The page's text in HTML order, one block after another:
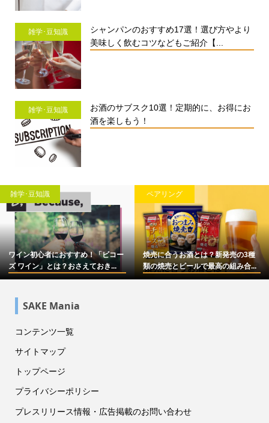
雑学･豆知識
シャンパンのおすすめ17選！選び方やより
美味しく飲むコツなどもご紹介【...
雑学･豆知識
お酒のサブスク10選！定期的に、お得にお
酒を楽しもう！
雑学･豆知識
ワイン初心者におすすめ！「ビコー
ズ ワイン」とは？おさえておき...
ペアリング
焼売に合うお酒とは？新発売の3種
類の焼売とビールで最高の組み合...
SAKE Mania
コンテンツ一覧
サイトマップ
トップページ
プライバシーポリシー
プレスリリース情報・広告掲載のお問い合わせ